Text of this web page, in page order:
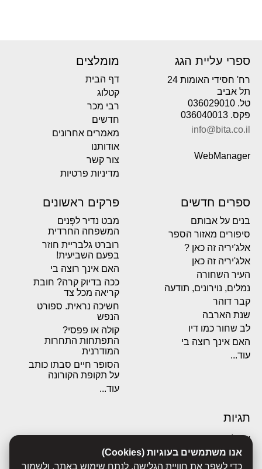
אנו משתמשים בעוגיות (Cookies)
כדי לשפר את חוויית הגלישה, לנתח שימוש באתר, ולשמור
ספרי עליית הגג
רח' חסידי האומות 24
תל אביב
טל. 036029010
פקס. 036040013
info@bita.co.il
WebManager
מומלצים
דף הבית
קטלוג
רבי מכר
חדשים
מאמרים אחרונים
אודותנו
צור קשר
מדיניות פרטיות
ספרים חדשים
בנים על אבותם
סיפורים מאזור הספר
אלג'יריה זה כאן ?
אלג'יריה זה כאן
העיר השחורה
נמלים, נוירונים, תודעה
קבר דוהר
שנת הארבה
לב שחור כמו דיו
האם אינך רוצה בי
עוד...
פרקים ראשונים
מבט נדיר לפְּנים
המשפחה החרדית
רוברט גלבריית חוזר
בפעם השביעית!
האם אינך רוצה בי
ככה בדיוק קרה? חובת
קריאה מכל צד
חשיכה נראית. ספורט
הנפש
קולה או פפסי?
התפתחות התחרות
המודרנית
הסופר חיים סבתו כותב
על תקופת הקורונה
עוד...
תגיות
אבולוציה
אכסדרה
אנשים